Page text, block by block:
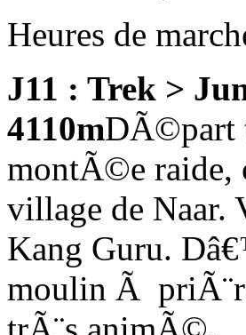
Heures de
J11 : Trek >
4110mDÃ©part
montÃ©e
village de Naar.
Kang Guru.
moulin Ã